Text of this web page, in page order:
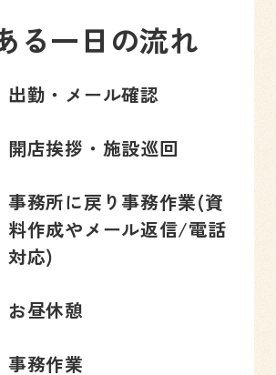
る一日の流れ
出勤・メール確認
開店挨拶・施設巡回
事務所に戻り事務作業(資
料作成やメール返信/電話
対応)
お昼休憩
事務作業